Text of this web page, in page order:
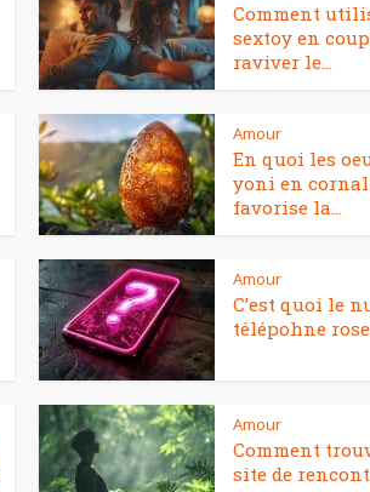
Comment
sextoy en
raviver le...
Amour
En quoi les
yoni en
favorise la...
Amour
C’est quoi le
télépohne rose
Amour
Comment
site de